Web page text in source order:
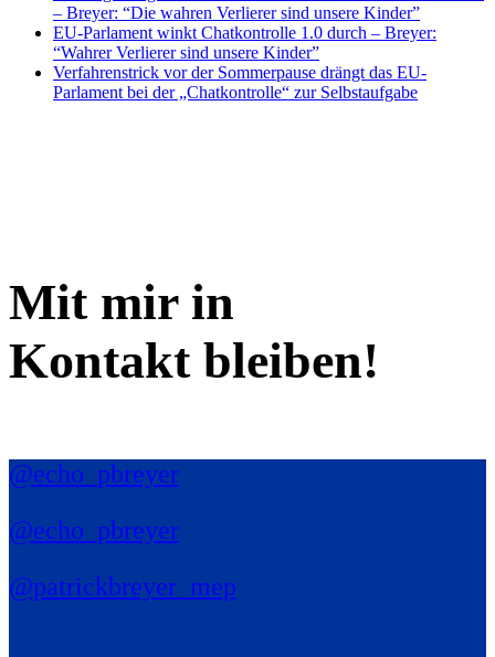
– Breyer: “Die wahren Verlierer sind unsere Kinder”
EU-Parlament winkt Chatkontrolle 1.0 durch – Breyer:
“Wahrer Verlierer sind unsere Kinder”
Verfahrenstrick vor der Sommerpause drängt das EU-
Parlament bei der „Chatkontrolle“ zur Selbstaufgabe
Mit mir in
Kontakt bleiben!
@echo_pbreyer
@echo_pbreyer
@patrickbreyer_mep